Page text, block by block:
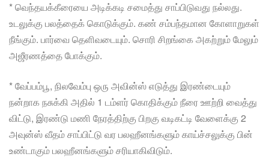
* வெந்தயக்கீரையை அடிக்கடி சமைத்து சாப்பிடுவது நல்லது.
உடலுக்கு பலத்தைக் கொடுக்கும். கண் சம்பந்தமான கோளாறுகள்
நீங்கும். பார்வை தெளிவடையும். சொரி சிறங்கை அகற்றும் மேலும்
அஜீரணத்தை போக்கும்.
* வேப்பம்பூ, நிலவேம்பு ஒரு அவின்ஸ் எடுத்து இரண்டையும்
நன்றாக நசுக்கி அதில் 1 டம்ளர் கொதிக்கும் நீரை ஊற்றி வைத்து
விட்டு, இரண்டு மணி நேரத்திற்கு பிறகு வடிகட்டி வேளைக்கு 2
அவுன்ஸ் வீதம் சாப்பிட்டு வர பலஹீனங்களும் காய்ச்சலுக்கு பின்
உண்டாகும் பலஹீனங்களும் சரியாகிவிடும்.